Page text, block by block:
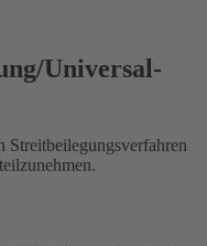
Universal­